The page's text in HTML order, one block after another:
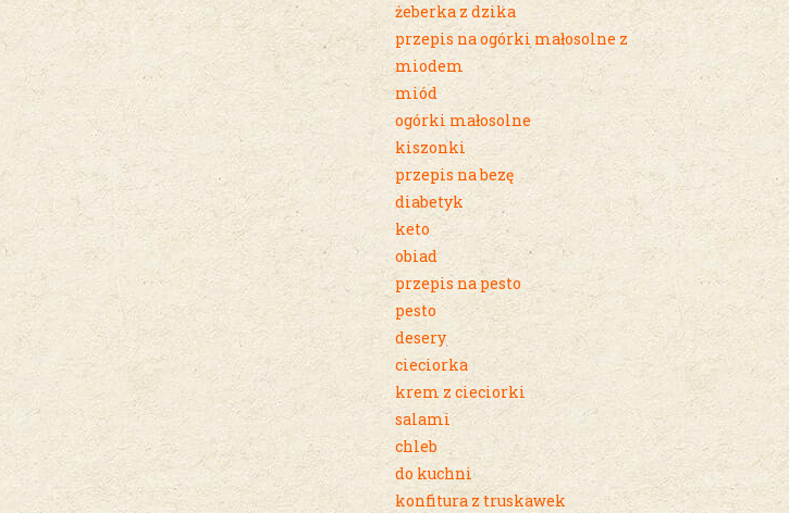
żeberka z dzika
przepis na ogórki małosolne z
miodem
miód
ogórki małosolne
kiszonki
przepis na bezę
diabetyk
keto
obiad
przepis na pesto
pesto
desery
cieciorka
krem z cieciorki
salami
chleb
do kuchni
konfitura z truskawek